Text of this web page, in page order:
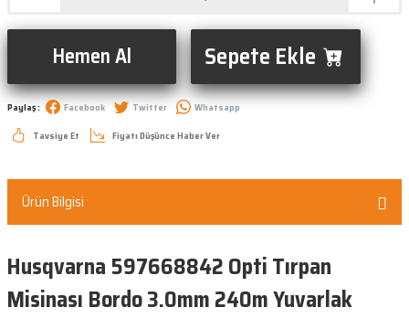
Hemen Al Sepete Ekle
Paylaş : Facebook Twitter
Whatsapp
Tavsiye Et
Fiyatı Düşünce Haber Ver
Ürün Bilgisi
Husqvarna 597668842 Opti Tırpan
Misinası Bordo 3.0mm 240m Yuvarlak